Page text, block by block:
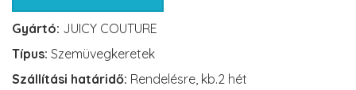
Gyártó: JUICY COUTURE
Típus: Szemüvegkeretek
Szállítási határidő: Rendelésre, kb.2 hét